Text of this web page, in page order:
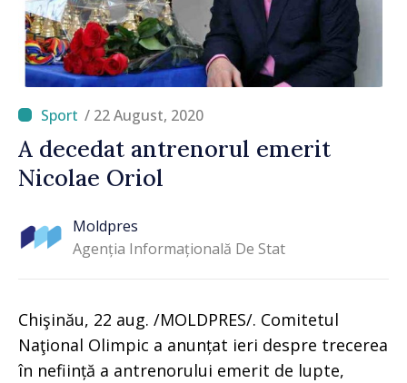
/ 22 August, 2020
A decedat antrenorul emerit
Nicolae Oriol
Moldpres
Agenția Informațională De Stat
Chişinău, 22 aug. /MOLDPRES/. Comitetul
Naţional Olimpic a anunțat ieri despre trecerea
în neființă a antrenorului emerit de lupte,